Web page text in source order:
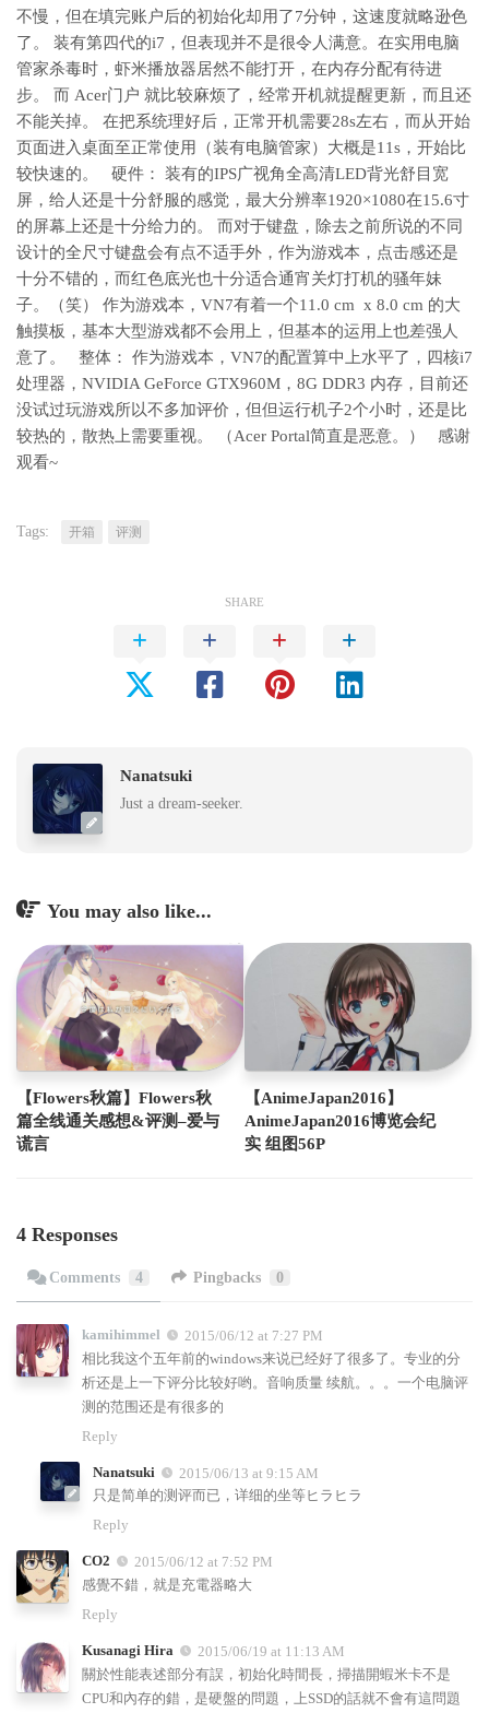
不慢，但在填完账户后的初始化却用了7分钟，这速度就略逊色
了。 装有第四代的i7，但表现并不是很令人满意。在实用电脑
管家杀毒时，虾米播放器居然不能打开，在内存分配有待进
步。 而 Acer门户 就比较麻烦了，经常开机就提醒更新，而且还
不能关掉。 在把系统理好后，正常开机需要28s左右，而从开始
页面进入桌面至正常使用（装有电脑管家）大概是11s，开始比
较快速的。 硬件： 装有的IPS广视角全高清LED背光舒目宽
屏，给人还是十分舒服的感觉，最大分辨率1920×1080在15.6寸
的屏幕上还是十分给力的。 而对于键盘，除去之前所说的不同
设计的全尺寸键盘会有点不适手外，作为游戏本，点击感还是
十分不错的，而红色底光也十分适合通宵关灯打机的骚年妹
子。（笑） 作为游戏本，VN7有着一个11.0 cm x 8.0 cm 的大
触摸板，基本大型游戏都不会用上，但基本的运用上也差强人
意了。 整体： 作为游戏本，VN7的配置算中上水平了，四核i7
处理器，NVIDIA GeForce GTX960M，8G DDR3 内存，目前还
没试过玩游戏所以不多加评价，但但运行机子2个小时，还是比
较热的，散热上需要重视。 （Acer Portal简直是恶意。） 感谢
观看~
Tags: 开箱 评测
SHARE
Nanatsuki
Just a dream-seeker.
You may also like...
【Flowers秋篇】Flowers秋
篇全线通关感想&评测–爱与
谎言
【AnimeJapan2016】
AnimeJapan2016博览会纪
实 组图56P
4 Responses
Comments 4 Pingbacks 0
kamihimmel
2015/06/12 at 7:27 PM
相比我这个五年前的windows来说已经好了很多了。专业的分
析还是上一下评分比较好哟。音响质量 续航。。。一个电脑评
测的范围还是有很多的
Reply
Nanatsuki
2015/06/13 at 9:15 AM
只是简单的测评而已，详细的坐等ヒラヒラ
Reply
CO2
2015/06/12 at 7:52 PM
感覺不錯，就是充電器略大
Reply
Kusanagi Hira
2015/06/19 at 11:13 AM
關於性能表述部分有誤，初始化時間長，掃描開蝦米卡不是
CPU和內存的錯，是硬盤的問題，上SSD的話就不會有這問題